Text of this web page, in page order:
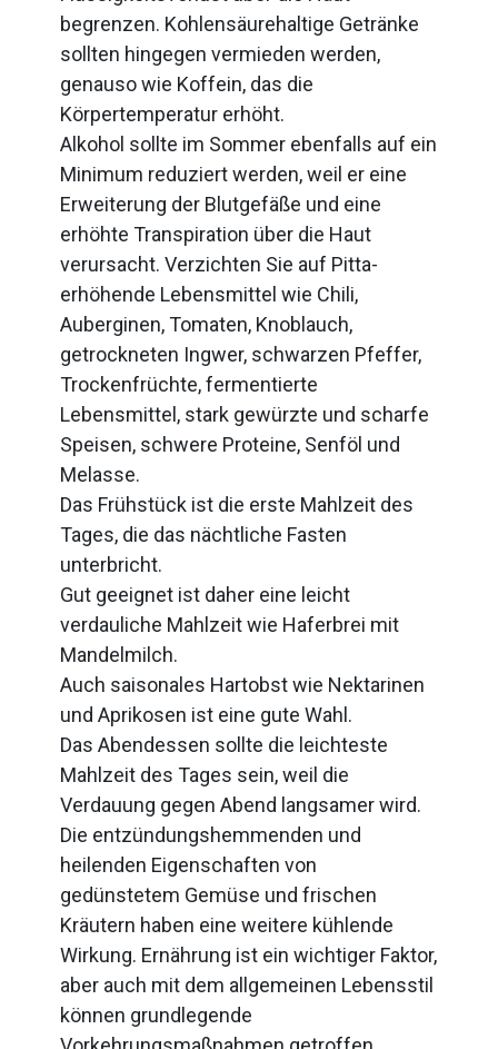
begrenzen. Kohlensäurehaltige Getränke
sollten hingegen vermieden werden,
genauso wie Koffein, das die
Körpertemperatur erhöht.
Alkohol sollte im Sommer ebenfalls auf ein
Minimum reduziert werden, weil er eine
Erweiterung der Blutgefäße und eine
erhöhte Transpiration über die Haut
verursacht. Verzichten Sie auf Pitta-
erhöhende Lebensmittel wie Chili,
Auberginen, Tomaten, Knoblauch,
getrockneten Ingwer, schwarzen Pfeffer,
Trockenfrüchte, fermentierte
Lebensmittel, stark gewürzte und scharfe
Speisen, schwere Proteine, Senföl und
Melasse.
Das Frühstück ist die erste Mahlzeit des
Tages, die das nächtliche Fasten
unterbricht.
Gut geeignet ist daher eine leicht
verdauliche Mahlzeit wie Haferbrei mit
Mandelmilch.
Auch saisonales Hartobst wie Nektarinen
und Aprikosen ist eine gute Wahl.
Das Abendessen sollte die leichteste
Mahlzeit des Tages sein, weil die
Verdauung gegen Abend langsamer wird.
Die entzündungshemmenden und
heilenden Eigenschaften von
gedünstetem Gemüse und frischen
Kräutern haben eine weitere kühlende
Wirkung. Ernährung ist ein wichtiger Faktor,
aber auch mit dem allgemeinen Lebensstil
können grundlegende